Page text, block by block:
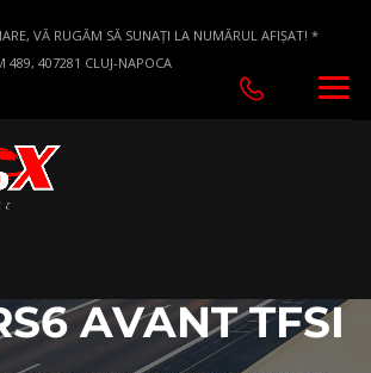
VĂ RUGĂM SĂ SUNAȚI LA NUMĂRUL AFIȘAT! *
489, 407281 CLUJ-NAPOCA
AVANT TFSI